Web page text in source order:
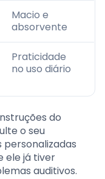
Macio e
absorvente
Praticidade
no uso diário
do
o seu
ele já tiver
auditivos.